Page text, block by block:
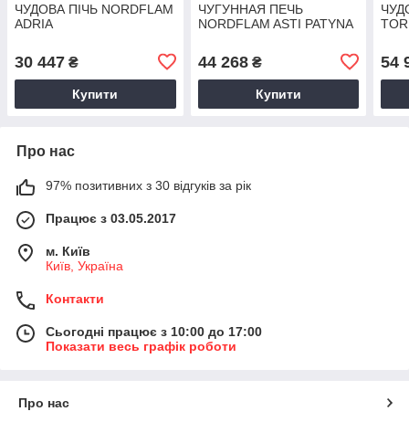
ЧУДОВА ПІЧЬ NORDFLAM
ADRIA
30 447 ₴
Купити
ЧУГУННАЯ ПЕЧЬ
NORDFLAM ASTI PATYNA
44 268₴
Купити
54
Про нас
97% позитивних з 30 відгуків за рік
Працює з 03.05.2017
м. Київ
Київ, Україна
Контакти
Сьогодні працює з 10:00 до 17:00
Показати весь графік роботи
Про нас